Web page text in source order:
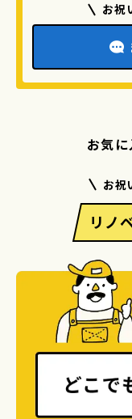
お祝
お気
お祝
リノ